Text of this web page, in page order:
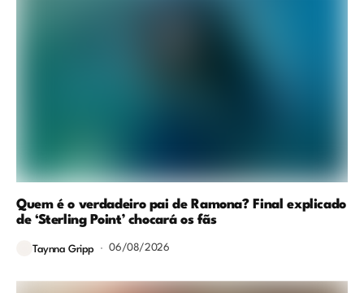
Quem é o verdadeiro pai de Ramona? Final explicado
de ‘Sterling Point’ chocará os fãs
Taynna Gripp 06/08/2026